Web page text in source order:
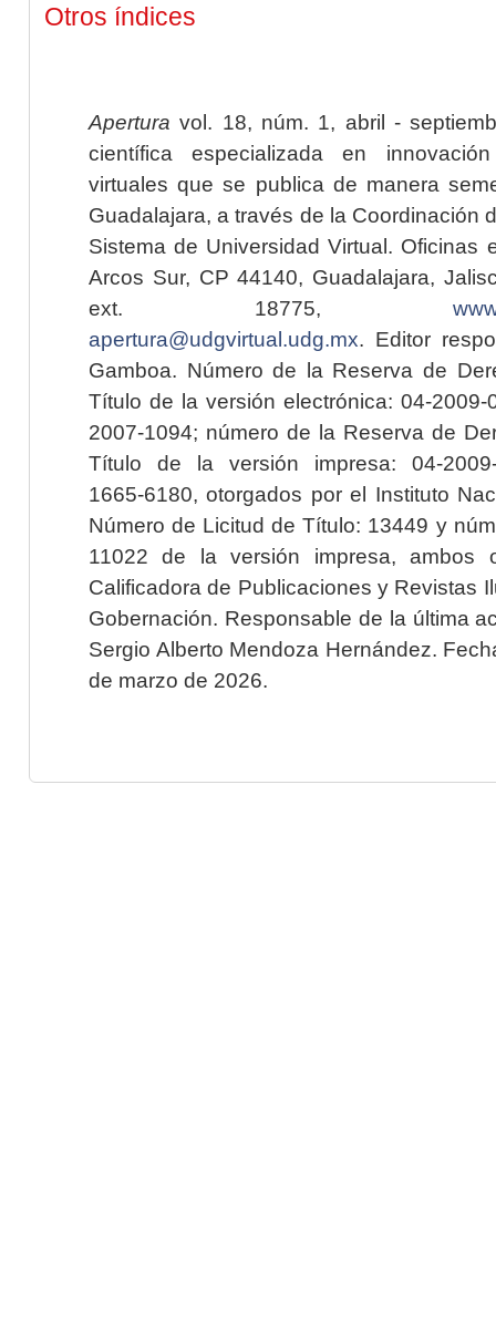
Otros índices
Apertura vol. 18, núm. 1, abril -
científica especializada en
virtuales que se publica de manera
Guadalajara, a través de la Coordinación
Sistema de Universidad Virtual. Oficinas
Arcos Sur, CP 44140, Guadalajara,
ext. 18775,
apertura@udgvirtual.udg.mx. Editor
Gamboa. Número de la Reserva de
Título de la versión electrónica: 04-2009-
2007-1094; número de la Reserva de
Título de la versión impresa: 04-2009-
1665-6180, otorgados por el Instituto
Número de Licitud de Título: 13449 y
11022 de la versión impresa, ambos
Calificadora de Publicaciones y Revistas
Gobernación. Responsable de la última
Sergio Alberto Mendoza Hernández.
de marzo de 2026.